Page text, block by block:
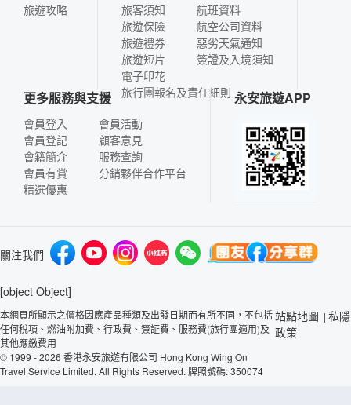
旅遊攻略
旅客須知
旅遊保險
旅遊禮券
旅遊短片
電子印花
航班資料
航空公司資料
惡劣天氣通知
簽證及入境須知
旅行團報名及責任細則
更多服務與支援
會員登入
會員登記
會籍簡介
會員有賞
精選優惠
會員活動
顧客意見
服務查詢
分銷夥伴合作平台
永安旅遊APP
關注我們
[object Object]
本網頁所顯示之價格因應產品種類及出發日期而有所不同，不包括
任何稅項、燃油附加費、行政費、簽証費、服務費(旅行團適用)及
其他應繳費用
© 1999 - 2026 香港永安旅遊有限公司 Hong Kong Wing On
Travel Service Limited. All Rights Reserved. 牌照號碼: 350074
站點地圖 | 私隱
政策